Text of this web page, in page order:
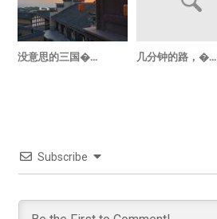
没意思的三国�... 几分钟的路，�...
Subscribe